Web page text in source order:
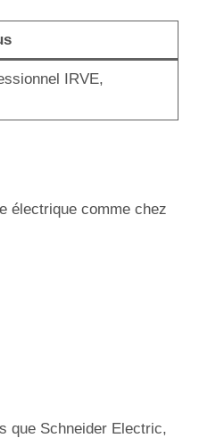
IRVE,
électrique comme chez
que Schneider Electric,